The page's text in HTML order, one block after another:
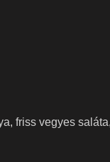
friss vegyes